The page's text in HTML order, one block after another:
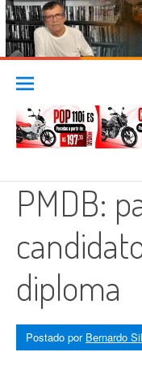
Skip
content
PMDB:
diploma
Postado por Bernardo